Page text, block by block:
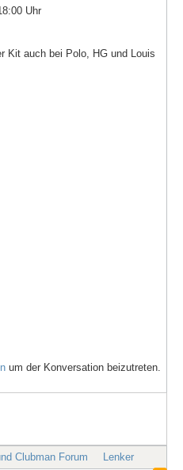
Uhr
Kit auch bei Polo, HG und Louis
um der Konversation beizutreten.
Clubman Forum Lenker